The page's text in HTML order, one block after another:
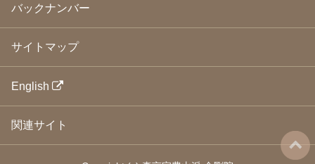
2008年5月(21)
(24)
2008年2月 (21)
2008年1月(23)
2007年12月
2007年9月
2007年8月(26)
バックナンバー
サイトマップ
English
関連サイト